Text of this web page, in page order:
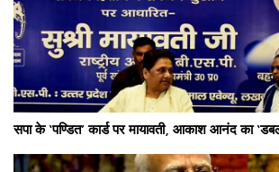
सपा के ‘पण्डित’ कार्ड पर मायावती, आकाश आनंद का